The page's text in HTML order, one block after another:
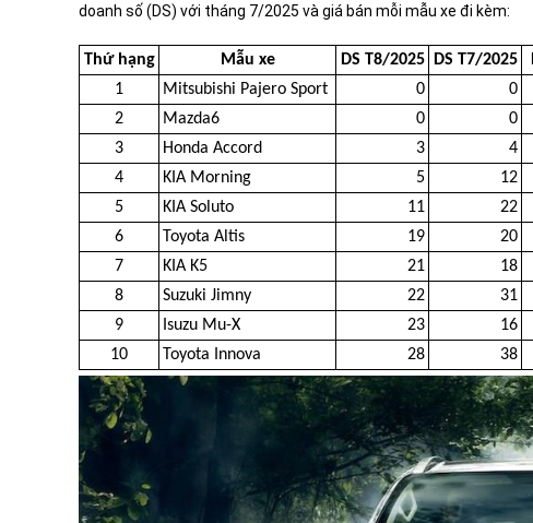
doanh số (DS) với tháng 7/2025 và giá bán mỗi mẫu xe đi kèm:
Thứ hạng Mẫu xe DS T8/2025 DS T7/2025
1
Mitsubishi Pajero Sport 0 0
2
Mazda6 0 0
3
Honda Accord 3 4
4
KIA Morning 5 12
5
KIA Soluto 11 22
6
Toyota Altis 19 20
7
KIA K5 21 18
8
Suzuki Jimny 22 31
9
Isuzu Mu-X 23 16
10
Toyota Innova 28 38